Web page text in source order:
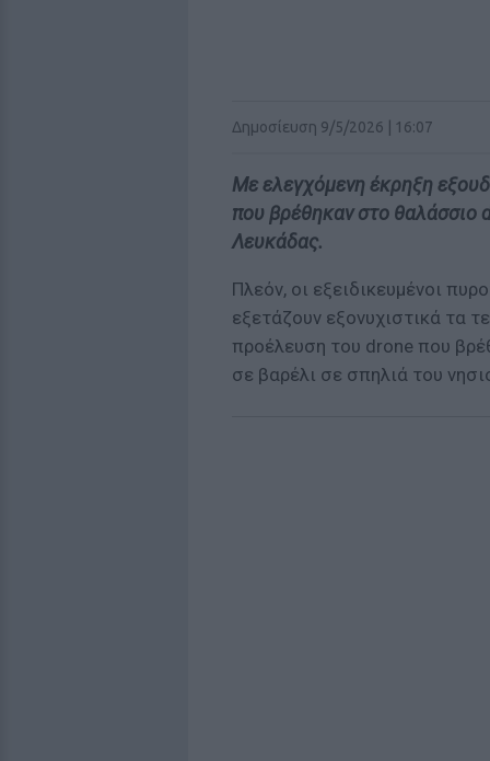
Δημοσίευση 9/5/2026 | 16:07
Με ελεγχόμενη έκρηξη
που βρέθηκαν στο θαλάσσιο
Λευκάδας.
Πλεόν, οι εξειδικευμένοι
εξετάζουν εξονυχιστικά τα
προέλευση του drone που
σε βαρέλι σε σπηλιά του